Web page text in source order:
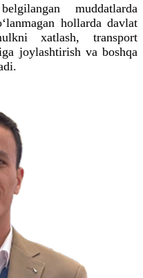
muddatlarda
hollarda davlat
xatlash, transport
joylashtirish va boshqa